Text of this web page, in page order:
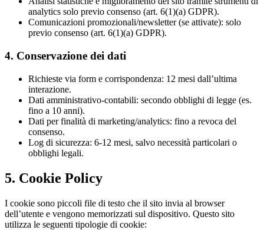
analytics solo previo consenso (art. 6(1)(a) GDPR).
Comunicazioni promozionali/newsletter (se attivate): solo
previo consenso (art. 6(1)(a) GDPR).
4. Conservazione dei dati
Richieste via form e corrispondenza: 12 mesi dall’ultima
interazione.
Dati amministrativo-contabili: secondo obblighi di legge (es.
fino a 10 anni).
Dati per finalità di marketing/analytics: fino a revoca del
consenso.
Log di sicurezza: 6-12 mesi, salvo necessità particolari o
obblighi legali.
5. Cookie Policy
I cookie sono piccoli file di testo che il sito invia al browser
dell’utente e vengono memorizzati sul dispositivo. Questo sito
utilizza le seguenti tipologie di cookie: